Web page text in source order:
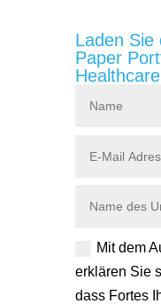
Laden Sie
Paper
Mit dem
erklären Sie
dass Fortes